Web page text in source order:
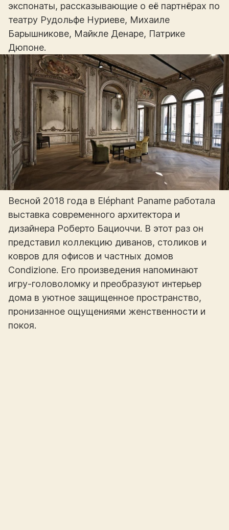
экспонаты, рассказывающие о её партнёрах по
театру Рудольфе Нуриеве, Михаиле
Барышникове, Майкле Денаре, Патрике
Дюпоне.
Весной 2018 года в Eléphant Paname работала
выставка современного архитектора и
дизайнера Роберто Бациоччи. В этот раз он
представил коллекцию диванов, столиков и
ковров для офисов и частных домов
Condizione. Его произведения напоминают
игру-головоломку и преобразуют интерьер
дома в уютное защищенное пространство,
пронизанное ощущениями женственности и
покоя.